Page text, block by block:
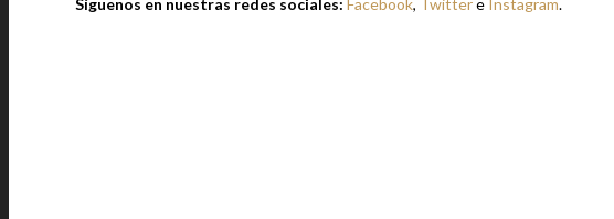
Síguenos en nuestras redes sociales: Facebook, Twittere Instagram.